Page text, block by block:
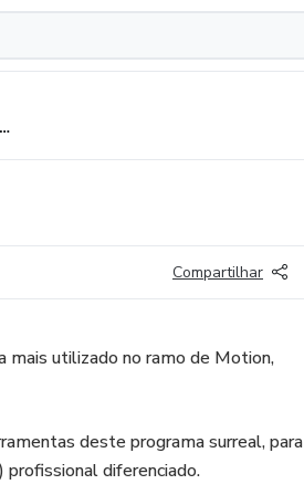
Motion de Verdade com After Effects
Compartilhar
utilizado no ramo de Motion,
deste programa surreal, para
profissional diferenciado.